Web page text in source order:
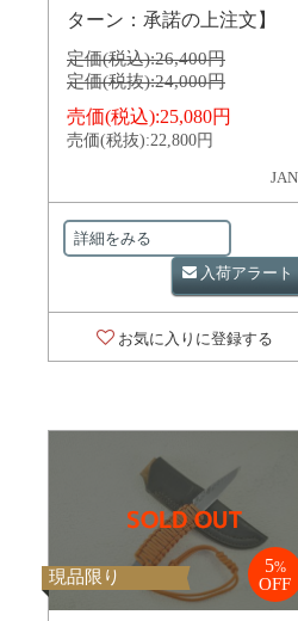
ターン：承諾の上注文】
定価(税込):26,400円
定価(税抜):24,000円
売価(税込):25,080円
売価(税抜):22,800円
詳細をみる
入荷アラート
お気に入りに登録する
現品限り
5%
OFF